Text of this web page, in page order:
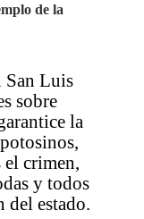
de la
San Luis
sobre
la
el crimen,
y todos
del estado.